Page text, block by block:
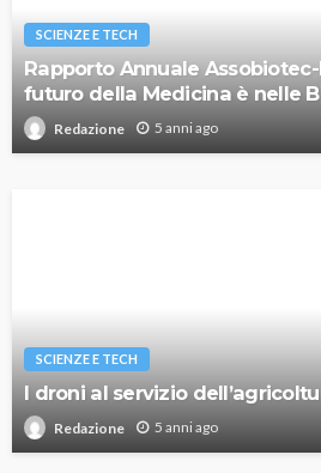
SCIENZE E TECH
Rapporto Annuale
futuro della Medicina è nelle
Redazione 5 anni ago
SCIENZE E TECH
I droni al servizio
Redazione 5 anni ago